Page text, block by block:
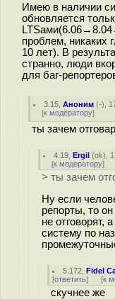
Имею в наличии
обновляется
проблем, никаких
10 лет). В
странно, люди
для баг-
3.15 ,Аноним (-),
[к модератору]
ты зачем
4.19 ,Ergil (ok),
[к модератору]
> ты зачем
Ну если
репорты, то
не отговорят,
систему по
5.172 ,Fidel
[ответить] [к
скучнее же